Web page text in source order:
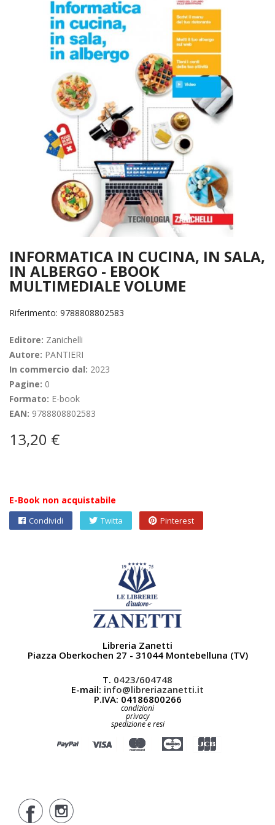
INFORMATICA IN CUCINA, IN SALA,
IN ALBERGO - EBOOK
MULTIMEDIALE VOLUME
Riferimento: 9788808802583
Editore: Zanichelli
Autore: PANTIERI
In commercio dal: 2023
Pagine: 0
Formato: E-book
EAN: 9788808802583
13,20 €
E-Book non acquistabile
Condividi Twitta Pinterest
Libreria Zanetti
Piazza Oberkochen 27 - 31044 Montebelluna (TV)
T. 0423/604748
E-mail: info@libreriazanetti.it
P.IVA: 04186800266
condizioni
privacy
spedizione e resi